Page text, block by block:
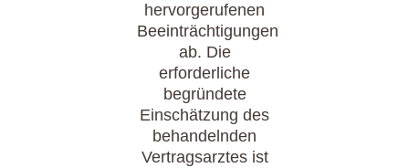
hervorgerufenen
Beeinträchtigungen
ab. Die
erforderliche
begründete
Einschätzung des
behandelnden
Vertragsarztes ist